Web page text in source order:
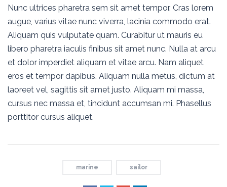
Nunc ultrices pharetra sem sit amet tempor. Cras lorem
augue, varius vitae nunc viverra, lacinia commodo erat.
Aliquam quis vulputate quam. Curabitur ut mauris eu
libero pharetra iaculis finibus sit amet nunc. Nulla at arcu
et dolor imperdiet aliquam et vitae arcu. Nam aliquet
eros et tempor dapibus. Aliquam nulla metus, dictum at
laoreet vel, sagittis sit amet justo. Aliquam mi massa,
cursus nec massa et, tincidunt accumsan mi. Phasellus
porttitor cursus aliquet.
marine sailor